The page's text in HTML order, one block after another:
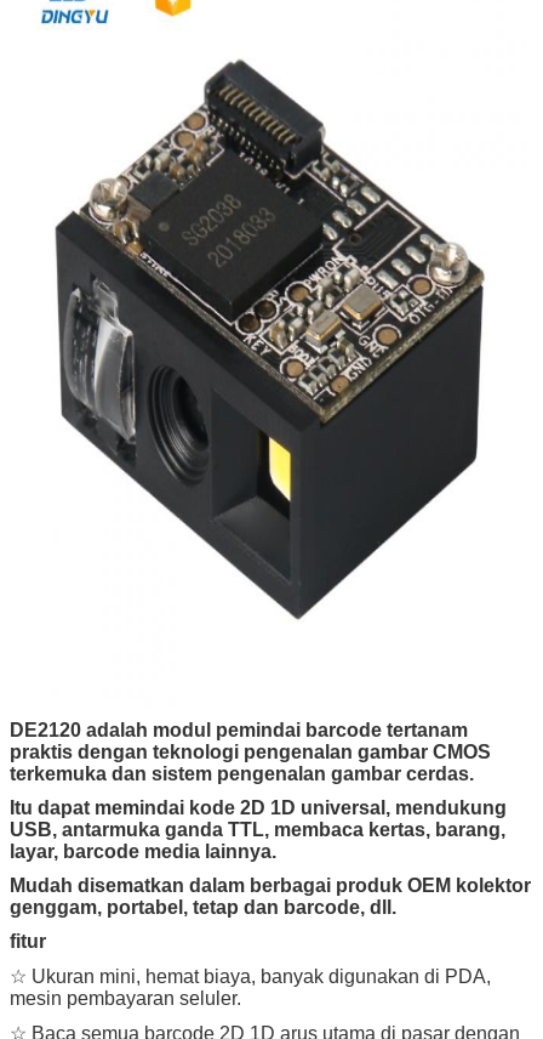
DE2120 adalah modul pemindai barcode tertanam
praktis dengan teknologi pengenalan gambar CMOS
terkemuka dan sistem pengenalan gambar cerdas.
Itu dapat memindai kode 2D 1D universal, mendukung
USB, antarmuka ganda TTL, membaca kertas, barang,
layar, barcode media lainnya.
Mudah disematkan dalam berbagai produk OEM kolektor
genggam, portabel, tetap dan barcode, dll.
fitur
☆ Ukuran mini, hemat biaya, banyak digunakan di PDA,
mesin pembayaran seluler.
☆ Baca semua barcode 2D 1D arus utama di pasar dengan